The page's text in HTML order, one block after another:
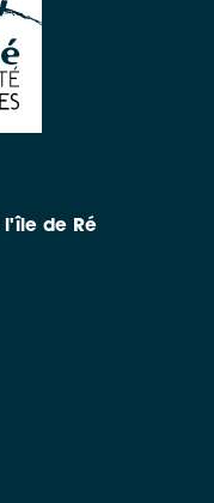
de Ré